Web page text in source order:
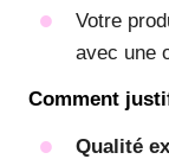
Votre
avec une
Comment
Qualité